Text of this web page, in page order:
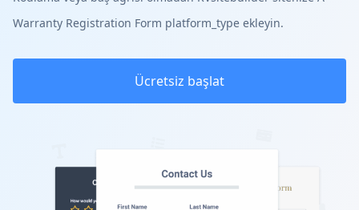
Warranty Registration Form platform_type ekleyin.
Ücretsiz başlat